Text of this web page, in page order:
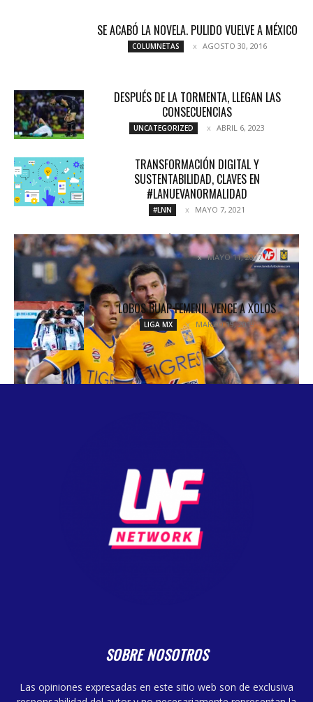
SE ACABÓ LA NOVELA. PULIDO VUELVE A MÉXICO
COLUMNETAS AGOSTO 30, 2016
DESPUÉS DE LA TORMENTA, LLEGAN LAS
CONSECUENCIAS
UNCATEGORIZED ABRIL 6, 2023
TRANSFORMACIÓN DIGITAL Y
SUSTENTABILIDAD, CLAVES EN
#LANUEVANORMALIDAD
#LNN MAYO 7, 2021
¡CLÁSICO AURIAZUL!
COLUMNETAS MAYO 11, 2017
LOBOS BUAP FEMENIL VENCE A XOLOS
LIGA MX MARZO 19, 2019
SOBRE NOSOTROS
Las opiniones expresadas en este sitio web son de exclusiva